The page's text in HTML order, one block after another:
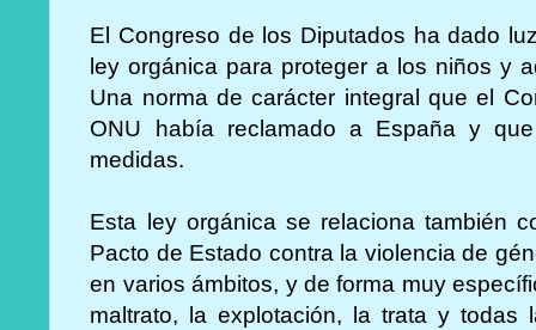
El Congreso de los Diputados ha dado
ley orgánica para proteger a los niños y
Una norma de carácter integral que el
ONU había reclamado a España y
medidas.
Esta ley orgánica se relaciona también
Pacto de Estado contra la violencia de
en varios ámbitos, y de forma muy
maltrato, la explotación, la trata y todas